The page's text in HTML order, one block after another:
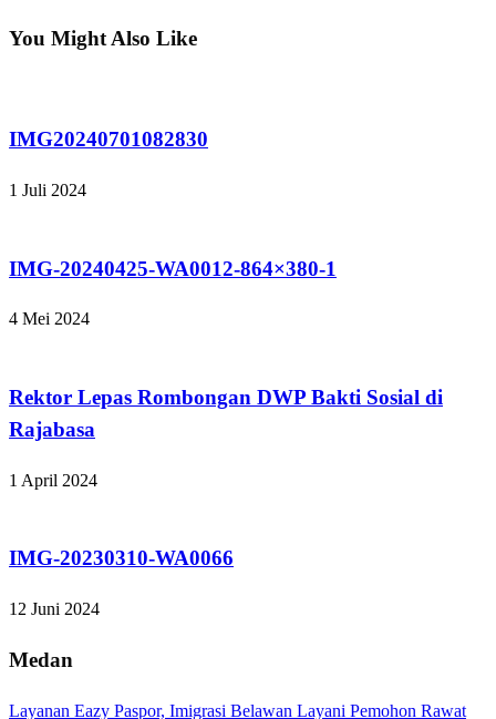
You Might Also Like
IMG20240701082830
1 Juli 2024
IMG-20240425-WA0012-864×380-1
4 Mei 2024
Rektor Lepas Rombongan DWP Bakti Sosial di
Rajabasa
1 April 2024
IMG-20230310-WA0066
12 Juni 2024
Medan
Layanan Eazy Paspor, Imigrasi Belawan Layani Pemohon Rawat